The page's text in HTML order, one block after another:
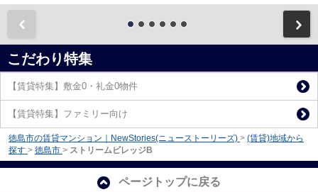
こだわり特集
【賃貸特集】敷金0・礼金0物件
【賃貸特集】ファミリー向け
徳島市の賃貸マンション｜NewStories(ニューストーリーズ) > (賃貸)地域から
探す > 徳島市 > ストリームビレッジB
ページトップに戻る